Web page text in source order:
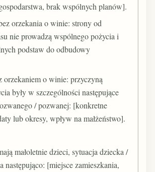
brak wspólnych planów].
orzekania o winie: strony od
nie prowadzą wspólnego pożycia i
podstaw do odbudowy
orzekaniem o winie: przyczyną
były w szczególności następujące
/ pozwanej: [konkretne
lub okresy, wpływ na małżeństwo].
małoletnie dzieci, sytuacja dziecka /
następująco: [miejsce zamieszkania,